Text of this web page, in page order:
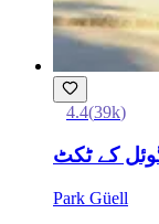
4.4(39k)
کے ٹکٹ
Park Güell